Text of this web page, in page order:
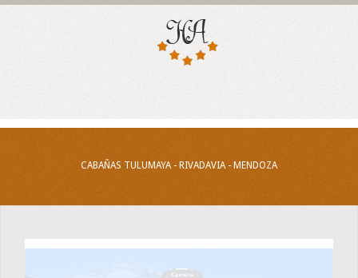
CABAÑAS TULUMAYA - RIVADAVIA - MENDOZA